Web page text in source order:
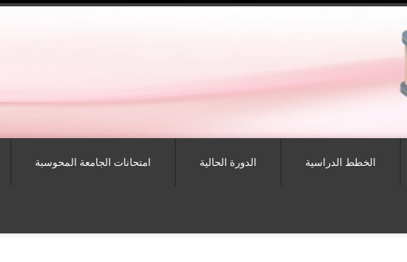
امتحانات الجامعة المحوسبة الدورة الحالية الخطط الدراسية